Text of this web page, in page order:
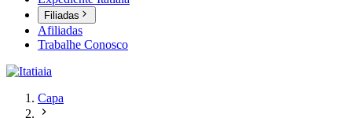
Filiadas
Afiliadas
Trabalhe Conosco
Capa